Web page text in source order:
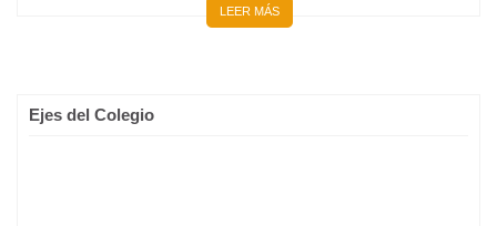
LEER MÁS
Ejes del Colegio